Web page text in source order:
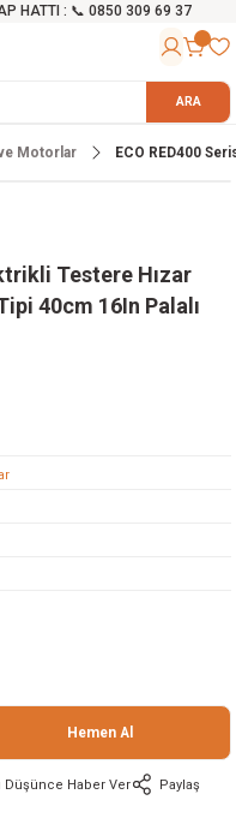
HATTI : 📞 0850 309 69 37
ARA
Motorlar ECO RED400
Testere Hızar
40cm 16In Palalı
Hemen Al
Düşünce Haber Ver Paylaş